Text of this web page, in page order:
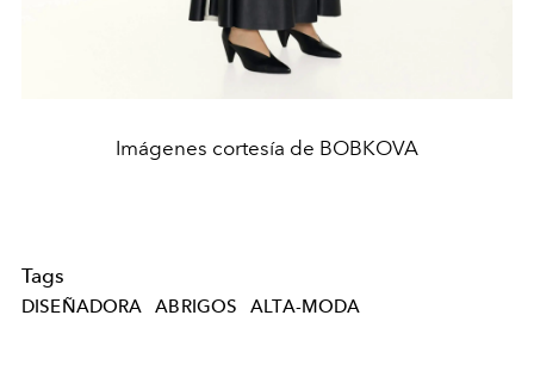
Imágenes cortesía de BOBKOVA
Tags
DISEÑADORA ABRIGOS ALTA-MODA